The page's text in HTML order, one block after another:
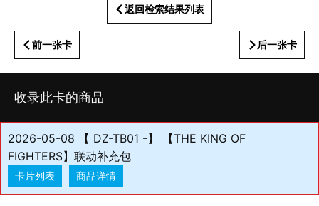
前一张卡
返回检索结果列表
后一张卡
收录此卡的商品
2026-05-08 【 DZ-TB01 -】 【THE KING OF
FIGHTERS】联动补充包
卡片列表 商品详情